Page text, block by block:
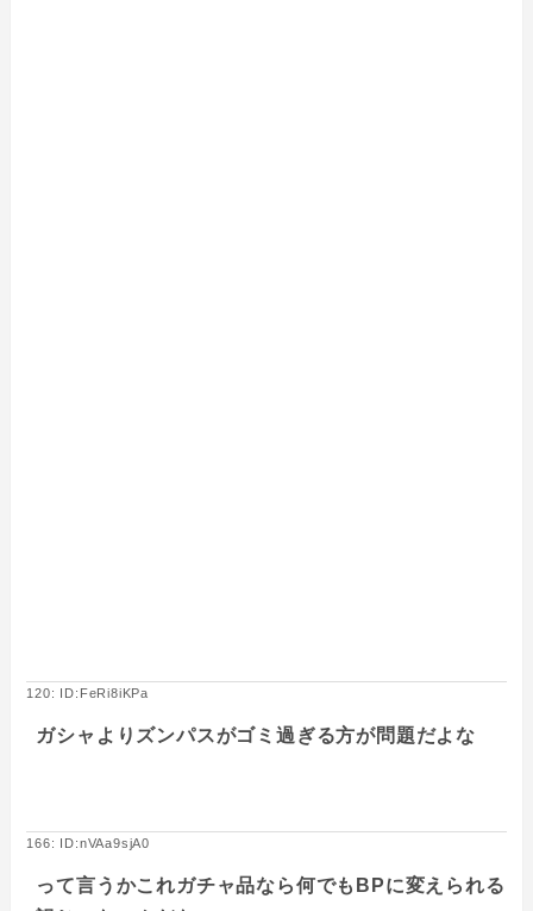
120: ID:FeRi8iKPa
ガシャよりズンパスがゴミ過ぎる方が問題だよな
166: ID:nVAa9sjA0
って言うかこれガチャ品なら何でもBPに変えられる